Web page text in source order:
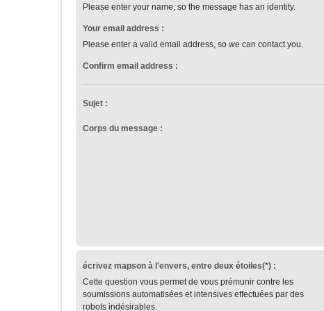
Please enter your name, so the message has an identity.
Your email address :
Please enter a valid email address, so we can contact you.
Confirm email address :
Sujet :
Corps du message :
écrivez mapson à l'envers, entre deux étoiles(*) :
Cette question vous permet de vous prémunir contre les
soumissions automatisées et intensives effectuées par des
robots indésirables.